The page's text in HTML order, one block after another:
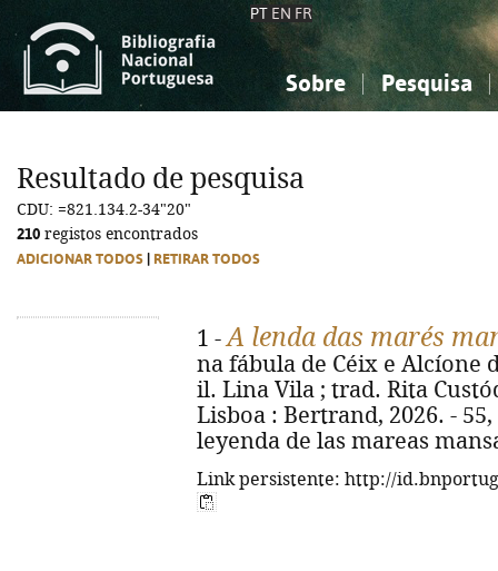
PT EN FR
Sobre Pesquisa
Ciências sociais...
Ciências sociais...
Resultado de pesquisa
CDU: =821.134.2-34"20"
210 registos encontrados
ADICIONAR TODOS RETIRAR TODOS
1 -A lenda das marés
na fábula de Céix e Alcíone
il. Lina Vila ; trad. Rita
Lisboa : Bertrand, 2026. -
leyenda de las mareas
Link persistente: http://